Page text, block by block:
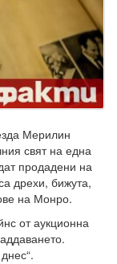
Мерилин
свят на една
продадени на
дрехи, бижута,
на Монро.
от аукционна